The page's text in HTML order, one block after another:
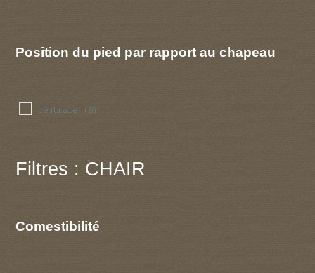
Position du pied par rapport au chapeau
centrale (6)
Filtres : CHAIR
Comestibilité